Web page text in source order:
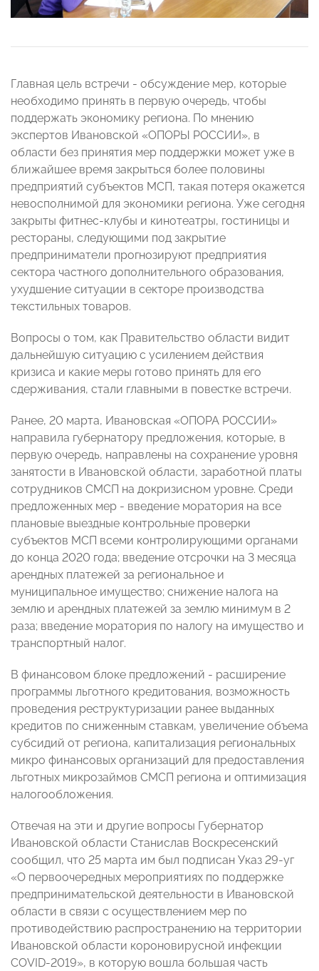
Главная цель встречи - обсуждение мер, которые
необходимо принять в первую очередь, чтобы
поддержать экономику региона. По мнению
экспертов Ивановской «ОПОРЫ РОССИИ», в
области без принятия мер поддержки может уже в
ближайшее время закрыться более половины
предприятий субъектов МСП, такая потеря окажется
невосполнимой для экономики региона. Уже сегодня
закрыты фитнес-клубы и кинотеатры, гостиницы и
рестораны, следующими под закрытие
предприниматели прогнозируют предприятия
сектора частного дополнительного образования,
ухудшение ситуации в секторе производства
текстильных товаров.
Вопросы о том, как Правительство области видит
дальнейшую ситуацию с усилением действия
кризиса и какие меры готово принять для его
сдерживания, стали главными в повестке встречи.
Ранее, 20 марта, Ивановская «ОПОРА РОССИИ»
направила губернатору предложения, которые, в
первую очередь, направлены на сохранение уровня
занятости в Ивановской области, заработной платы
сотрудников СМСП на докризисном уровне. Среди
предложенных мер - введение моратория на все
плановые выездные контрольные проверки
субъектов МСП всеми контролирующими органами
до конца 2020 года; введение отсрочки на 3 месяца
арендных платежей за региональное и
муниципальное имущество; снижение налога на
землю и арендных платежей за землю минимум в 2
раза; введение моратория по налогу на имущество и
транспортный налог.
В финансовом блоке предложений - расширение
программы льготного кредитования, возможность
проведения реструктуризации ранее выданных
кредитов по сниженным ставкам, увеличение объема
субсидий от региона, капитализация региональных
микро финансовых организаций для предоставления
льготных микрозаймов СМСП региона и оптимизация
налогообложения.
Отвечая на эти и другие вопросы Губернатор
Ивановской области Станислав Воскресенский
сообщил, что 25 марта им был подписан Указ 29-уг
«О первоочередных мероприятиях по поддержке
предпринимательской деятельности в Ивановской
области в связи с осуществлением мер по
противодействию распространению на территории
Ивановской области короновирусной инфекции
COVID-2019», в которую вошла большая часть